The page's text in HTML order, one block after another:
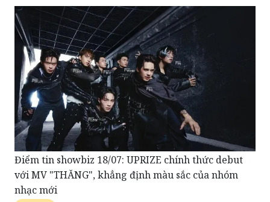
Điểm tin showbiz 18/07: UPRIZE chính thức debut
với MV "THĂNG", khẳng định màu sắc của nhóm
nhạc mới
Nghe